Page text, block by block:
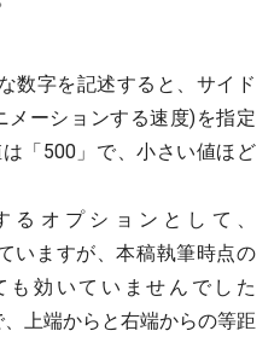
数字を記述すると、サイド
ーションする速度)を指定
「500」で、小さい値ほど
オプションとして、
いますが、本稿執筆時点の
効いていませんでした
上端からと右端からの等距